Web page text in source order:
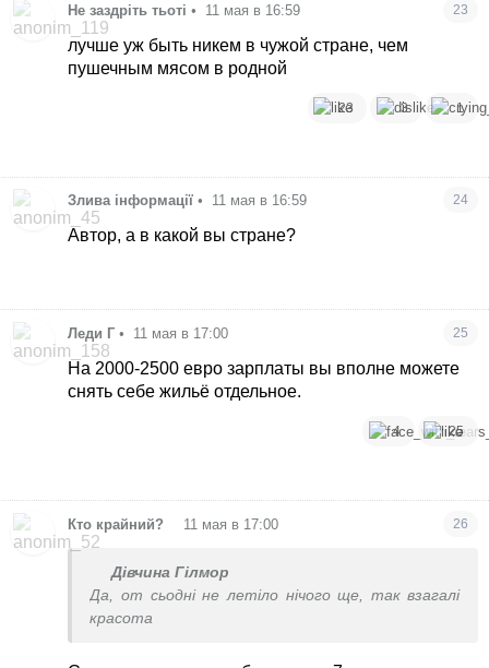
Не заздріть тьоті • 11 мая в 16:59 23
лучше уж быть никем в чужой стране, чем
пушечным мясом в родной
23 3 1
Злива інформації • 11 мая в 16:59 24
Автор, а в какой вы стране?
Леди Г • 11 мая в 17:00 25
На 2000-2500 евро зарплаты вы вполне можете
снять себе жильё отдельное.
4 25
Кто крайний? 11 мая в 17:00 26
Дівчина Гілмор
Да, от сьодні не летіло нічого ще, так взагалі
красота